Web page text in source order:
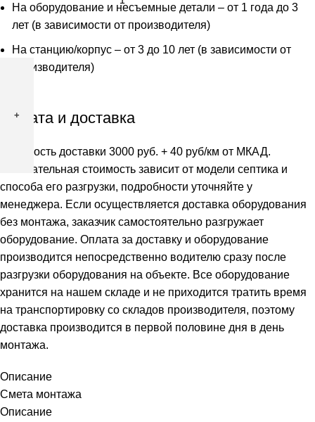
На оборудование и несъемные детали – от 1 года до 3
лет (в зависимости от производителя)
На станцию/корпус – от 3 до 10 лет (в зависимости от
производителя)
Оплата и доставка
Стоимость доставки 3000 руб. + 40 руб/км от МКАД.
Окончательная стоимость зависит от модели септика и
способа его разгрузки, подробности уточняйте у
менеджера. Если осуществляется доставка оборудования
без монтажа, заказчик самостоятельно разгружает
оборудование. Оплата за доставку и оборудование
производится непосредственно водителю сразу после
разгрузки оборудования на объекте. Все оборудование
хранится на нашем складе и не приходится тратить время
на транспортировку со складов производителя, поэтому
доставка производится в первой половине дня в день
монтажа.
Описание
Смета монтажа
Описание